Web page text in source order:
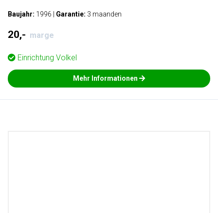
Baujahr: 1996 Garantie: 3 maanden
20,- marge
Einrichtung Volkel
Mehr Informationen